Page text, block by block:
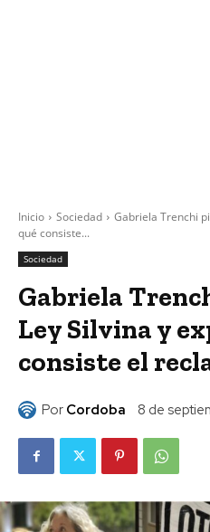
Inicio Sociedad
Gabriela Trenchi
qué consiste...
Sociedad
Gabriela
Ley Silvina y
consiste el
Por Cordoba 8 de